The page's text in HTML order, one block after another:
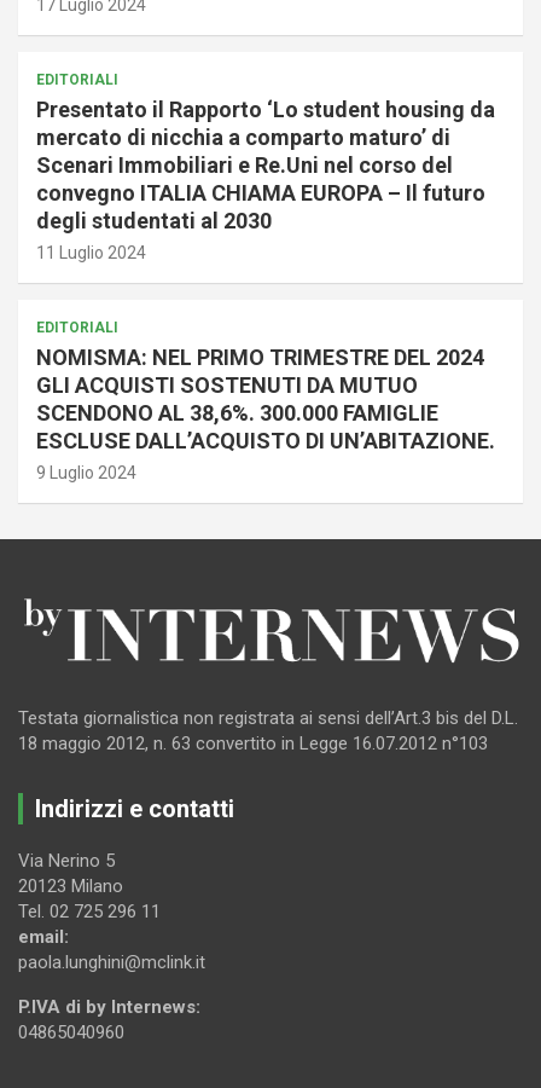
17 Luglio 2024
EDITORIALI
Presentato il Rapporto ‘Lo student housing da
mercato di nicchia a comparto maturo’ di
Scenari Immobiliari e Re.Uni nel corso del
convegno ITALIA CHIAMA EUROPA – Il futuro
degli studentati al 2030
11 Luglio 2024
EDITORIALI
NOMISMA: NEL PRIMO TRIMESTRE DEL 2024
GLI ACQUISTI SOSTENUTI DA MUTUO
SCENDONO AL 38,6%. 300.000 FAMIGLIE
ESCLUSE DALL’ACQUISTO DI UN’ABITAZIONE.
9 Luglio 2024
Testata giornalistica non registrata ai sensi dell’Art.3 bis del D.L.
18 maggio 2012, n. 63 convertito in Legge 16.07.2012 n°103
Indirizzi e contatti
Via Nerino 5
20123 Milano
Tel. 02 725 296 11
email:
paola.lunghini@mclink.it
P.IVA di by Internews:
04865040960